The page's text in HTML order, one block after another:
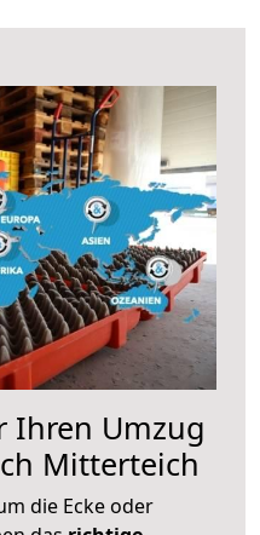
Ihren Umzug
Mitterteich
die Ecke oder